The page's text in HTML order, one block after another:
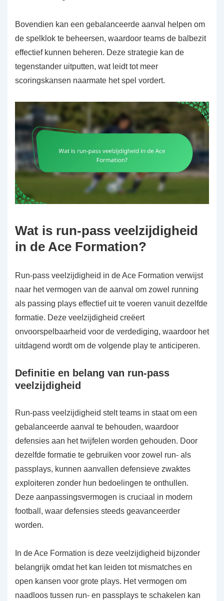
Bovendien kan een gebalanceerde aanval helpen om
de spelklok te beheersen, waardoor teams de balbezit
effectief kunnen beheren. Deze strategie kan de
tegenstander uitputten, wat leidt tot meer
scoringskansen naarmate het spel vordert.
Wat is run-pass veelzijdigheid
in de Ace Formation?
Run-pass veelzijdigheid in de Ace Formation verwijst
naar het vermogen van de aanval om zowel running
als passing plays effectief uit te voeren vanuit dezelfde
formatie. Deze veelzijdigheid creëert
onvoorspelbaarheid voor de verdediging, waardoor het
uitdagend wordt om de volgende play te anticiperen.
Definitie en belang van run-pass
veelzijdigheid
Run-pass veelzijdigheid stelt teams in staat om een
gebalanceerde aanval te behouden, waardoor
defensies aan het twijfelen worden gehouden. Door
dezelfde formatie te gebruiken voor zowel run- als
passplays, kunnen aanvallen defensieve zwaktes
exploiteren zonder hun bedoelingen te onthullen.
Deze aanpassingsvermogen is cruciaal in modern
football, waar defensies steeds geavanceerder
worden.
In de Ace Formation is deze veelzijdigheid bijzonder
belangrijk omdat het kan leiden tot mismatches en
open kansen voor grote plays. Het vermogen om
naadloos tussen run- en passplays te schakelen kan